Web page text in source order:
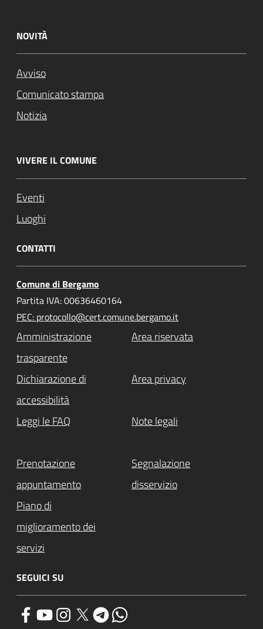
NOVITÀ
Avviso
Comunicato stampa
Notizia
VIVERE IL COMUNE
Eventi
Luoghi
CONTATTI
Comune di Bergamo
Partita IVA: 00636460164
PEC: protocollo@cert.comune.bergamo.it
Amministrazione
trasparente
Area riservata
Dichiarazione di
accessibilità
Area privacy
Leggi le FAQ Note legali
Prenotazione
appuntamento
Segnalazione
disservizio
Piano di
miglioramento dei
servizi
SEGUICI SU